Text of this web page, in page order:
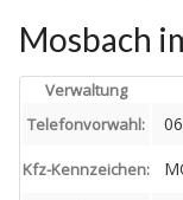
Mosbach
Verwaltung
Telefonvorwahl:
Kfz-Kennzeichen: